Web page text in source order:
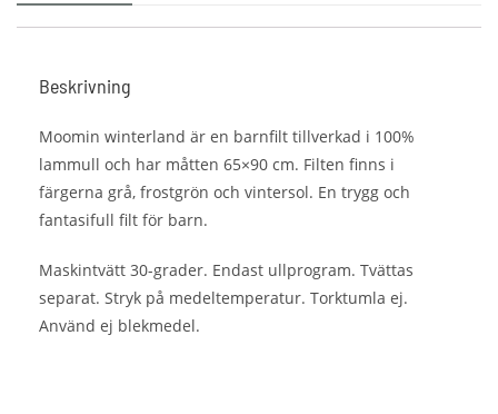
Beskrivning
Moomin winterland är en barnfilt tillverkad i 100%
lammull och har måtten 65×90 cm. Filten finns i
färgerna grå, frostgrön och vintersol. En trygg och
fantasifull filt för barn.
Maskintvätt 30-grader. Endast ullprogram. Tvättas
separat. Stryk på medeltemperatur. Torktumla ej.
Använd ej blekmedel.